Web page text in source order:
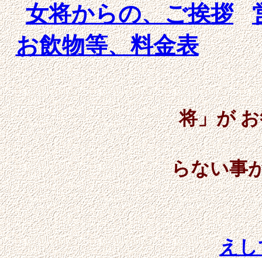
女将からの、ご挨拶
お飲物等、料金表
当館へのご質
将」が
この他
らない事
お気軽に
え